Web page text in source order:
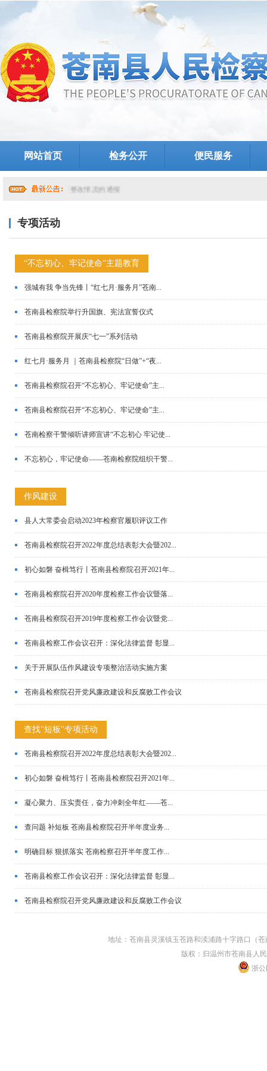
网站首页 检务公开 便民服务
党组关于提级巡察整改情况的通报
专项活动
“不忘初心、牢记使命”主题教育
强城有我 争当先锋丨“红七月·服务月”苍南...
苍南县检察院举行升国旗、宪法宣誓仪式
苍南县检察院开展庆“七一”系列活动
红七月·服务月 ｜苍南县检察院“日做”+“夜...
苍南县检察院召开“不忘初心、牢记使命”主...
苍南县检察院召开“不忘初心、牢记使命”主...
苍南检察干警倾听讲师宣讲“不忘初心 牢记使...
不忘初心，牢记使命——苍南检察院组织干警...
作风建设
县人大常委会启动2023年检察官履职评议工作
苍南县检察院召开2022年度总结表彰大会暨202...
初心如磐 奋楫笃行丨苍南县检察院召开2021年...
苍南县检察院召开2020年度检察工作会议暨落...
苍南县检察院召开2019年度检察工作会议暨党...
苍南县检察工作会议召开：深化法律监督 彰显...
关于开展队伍作风建设专项整治活动实施方案
苍南县检察院召开党风廉政建设和反腐败工作会议
查找"短板"专项活动
苍南县检察院召开2022年度总结表彰大会暨202...
初心如磐 奋楫笃行丨苍南县检察院召开2021年...
凝心聚力、压实责任，奋力冲刺全年红——苍...
查问题 补短板 苍南县检察院召开半年度业务...
明确目标 狠抓落实 苍南检察召开半年度工作...
苍南县检察工作会议召开：深化法律监督 彰显...
苍南县检察院召开党风廉政建设和反腐败工作会议
地址：苍南县灵溪镇玉苍路和渎浦路十字路口（
版权：归温州市苍南县人
浙公